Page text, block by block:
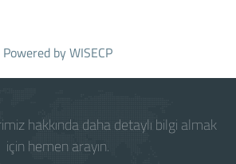
Powered byWISECP
hakkında daha detaylı bilgi almak
için hemen arayın.